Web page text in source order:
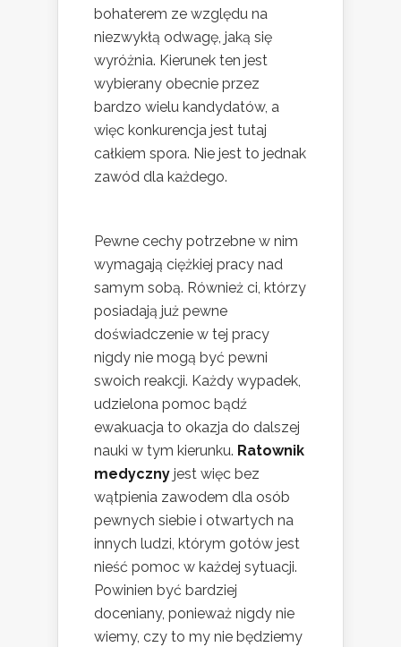
bohaterem ze względu na
niezwykłą odwagę, jaką się
wyróżnia. Kierunek ten jest
wybierany obecnie przez
bardzo wielu kandydatów, a
więc konkurencja jest tutaj
całkiem spora. Nie jest to jednak
zawód dla każdego.
Pewne cechy potrzebne w nim
wymagają ciężkiej pracy nad
samym sobą. Również ci, którzy
posiadają już pewne
doświadczenie w tej pracy
nigdy nie mogą być pewni
swoich reakcji. Każdy wypadek,
udzielona pomoc bądź
ewakuacja to okazja do dalszej
nauki w tym kierunku. Ratownik
medyczny jest więc bez
wątpienia zawodem dla osób
pewnych siebie i otwartych na
innych ludzi, którym gotów jest
nieść pomoc w każdej sytuacji.
Powinien być bardziej
doceniany, ponieważ nigdy nie
wiemy, czy to my nie będziemy